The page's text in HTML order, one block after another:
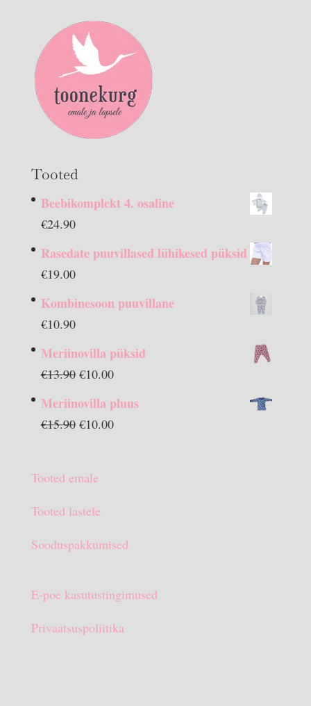
Tooted
Beebikomplekt 4. osaline
€24.90
Rasedate puuvillased lühikesed püksid
€19.00
Kombinesoon puuvillane
€10.90
Meriinovilla püksid
€13.90 Algne
€10.00Praegune
on:
Meriinovilla pluus
€15.90 Algne
€15.90.
€10.00Praegune
Tooted emale
Tooted lastele
Sooduspakkumised
E-poe kasutustingimused
Privaatsuspoliitika